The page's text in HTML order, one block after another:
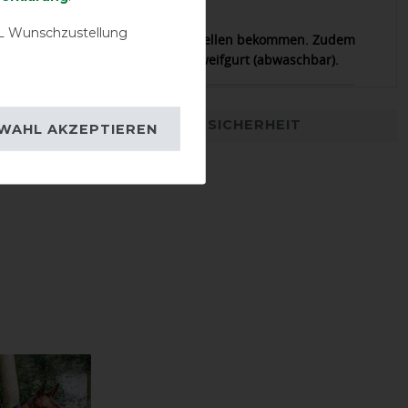
Pferde, die schnell Scheuerstellen bekommen. Zudem
und mit praktischem Schweifgurt (abwaschbar).
DETAILS ZUR PRODUKTSICHERHEIT
Wunschzustellung
AKZEPTIEREN